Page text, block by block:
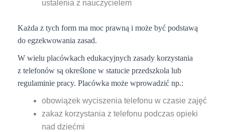
ustalenia z nauczycielem
Każda z tych form ma moc prawną i może być podstawą
do egzekwowania zasad.
W wielu placówkach edukacyjnych zasady korzystania
z telefonów są określone w statucie przedszkola lub
regulaminie pracy. Placówka może wprowadzić np.:
obowiązek wyciszenia telefonu w czasie zajęć
zakaz korzystania z telefonu podczas opieki
nad dziećmi